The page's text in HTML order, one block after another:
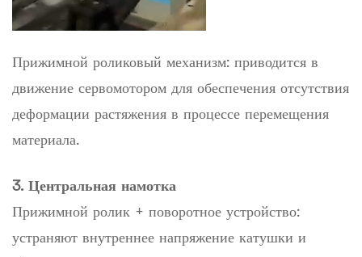
Прижимной роликовый механизм: приводится в
движение сервомотором для обеспечения отсутствия
деформации растяжения в процессе перемещения
материала.
3. Центральная намотка
Прижимной ролик + поворотное устройство:
устраняют внутреннее напряжение катушки и